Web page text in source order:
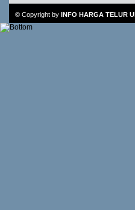
© Copyright by INFO HARGA TELUR